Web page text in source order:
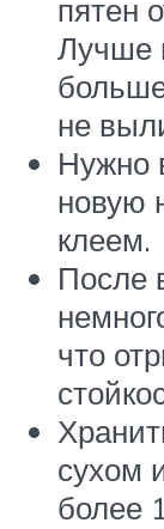
пятен
Лучше
не
Нужно
новую
клеем.
После
что
сухом
более